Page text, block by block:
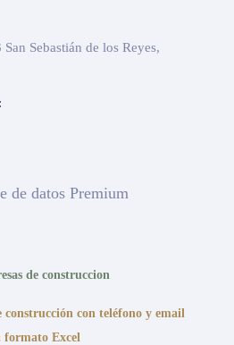
Sebastián de los Reyes,
de datos Premium
construcción con teléfono y email
formato Excel